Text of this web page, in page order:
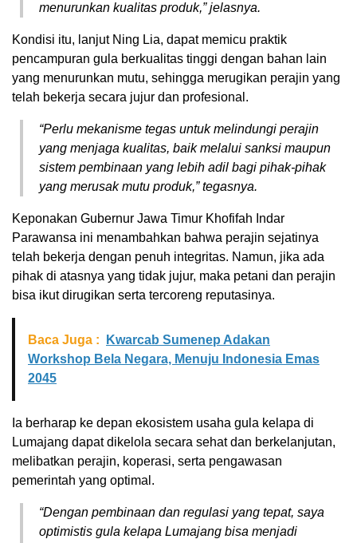
menurunkan kualitas produk,” jelasnya.
Kondisi itu, lanjut Ning Lia, dapat memicu praktik
pencampuran gula berkualitas tinggi dengan bahan lain
yang menurunkan mutu, sehingga merugikan perajin yang
telah bekerja secara jujur dan profesional.
“Perlu mekanisme tegas untuk melindungi perajin
yang menjaga kualitas, baik melalui sanksi maupun
sistem pembinaan yang lebih adil bagi pihak-pihak
yang merusak mutu produk,” tegasnya.
Keponakan Gubernur Jawa Timur Khofifah Indar
Parawansa ini menambahkan bahwa perajin sejatinya
telah bekerja dengan penuh integritas. Namun, jika ada
pihak di atasnya yang tidak jujur, maka petani dan perajin
bisa ikut dirugikan serta tercoreng reputasinya.
Baca Juga :
Kwarcab Sumenep Adakan
Workshop Bela Negara, Menuju Indonesia Emas
2045
Ia berharap ke depan ekosistem usaha gula kelapa di
Lumajang dapat dikelola secara sehat dan berkelanjutan,
melibatkan perajin, koperasi, serta pengawasan
pemerintah yang optimal.
“Dengan pembinaan dan regulasi yang tepat, saya
optimistis gula kelapa Lumajang bisa menjadi